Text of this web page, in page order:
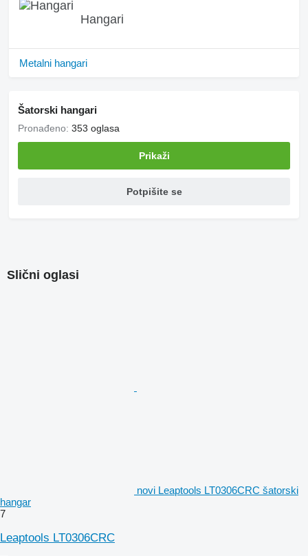
Hangari
Metalni hangari
Šatorski hangari
Pronađeno: 353 oglasa
Prikaži
Potpišite se
Slični oglasi
novi Leaptools LT0306CRC šatorski
hangar
7
Leaptools LT0306CRC